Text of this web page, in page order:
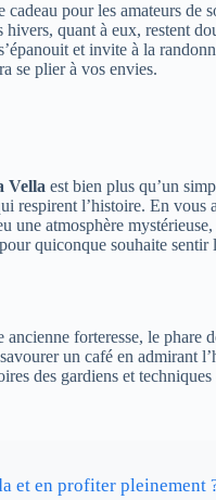
pour les amateurs
quant à eux, restent
et invite à la
se plier à vos envies.
Vella est bien plus qu’un
respirent l’histoire. En
atmosphère
quiconque souhaite
forteresse, le
un café en
des gardiens et
et en profiter pleinement